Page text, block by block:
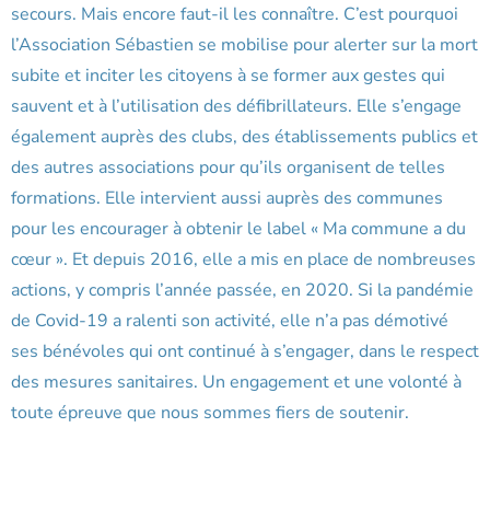
secours. Mais encore faut-il les connaître. C’est pourquoi
l’Association Sébastien se mobilise pour alerter sur la mort
subite et inciter les citoyens à se former aux gestes qui
sauvent et à l’utilisation des défibrillateurs. Elle s’engage
également auprès des clubs, des établissements publics et
des autres associations pour qu’ils organisent de telles
formations. Elle intervient aussi auprès des communes
pour les encourager à obtenir le label « Ma commune a du
cœur ». Et depuis 2016, elle a mis en place de nombreuses
actions, y compris l’année passée, en 2020. Si la pandémie
de Covid-19 a ralenti son activité, elle n’a pas démotivé
ses bénévoles qui ont continué à s’engager, dans le respect
des mesures sanitaires. Un engagement et une volonté à
toute épreuve que nous sommes fiers de soutenir.